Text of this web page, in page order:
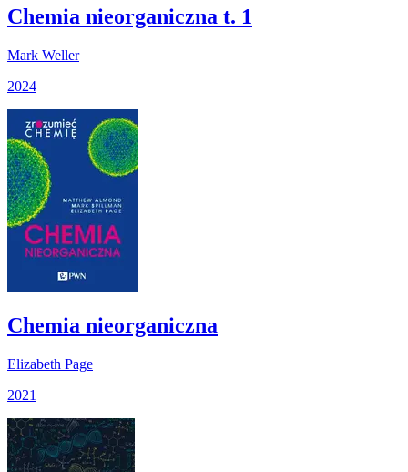
Chemia nieorganiczna t. 1
Mark Weller
2024
Chemia nieorganiczna
Elizabeth Page
2021